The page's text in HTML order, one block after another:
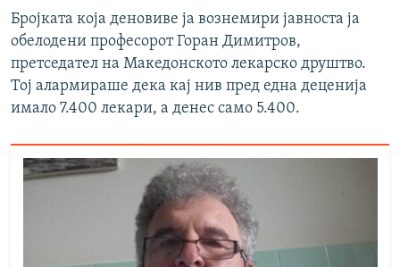
Бројката која деновиве ја вознемири јавноста ја
обелодени професорот Горан Димитров,
претседател на Македонското лекарско друштво.
Тој алармираше дека кај нив пред една деценија
имало 7.400 лекари, а денес само 5.400.